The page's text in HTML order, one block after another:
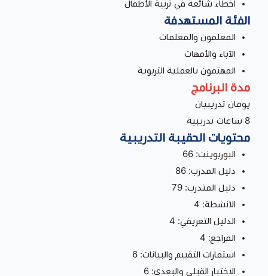
أخطاء شائعة في تربية الأطفال
الفئة المستهدفة
المعلمون والمعلمات
الآباء والأمهات
المهتمون بالعملية التربوية
مدة البرنامج
يومان تدريبيان
8 ساعات تدريبية
محتويات الحقيبة التدريبية
البوربوينت: 66
دليل المدرب: 86
دليل المتدرب: 79
الأنشطة: 4
الدليل التعريفي: 4
المراجع: 4
استمارات التقييم والبيانات: 6
الاختبار القبلي والبعدي: 6